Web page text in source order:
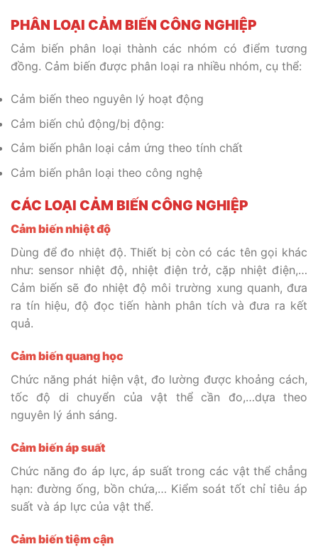
PHÂN LOẠI CẢM BIẾN CÔNG NGHIỆP
Cảm biến phân loại thành các nhóm có điểm tương
đồng. Cảm biến được phân loại ra nhiều nhóm, cụ thể:
Cảm biến theo nguyên lý hoạt động
Cảm biến chủ động/bị động:
Cảm biến phân loại cảm ứng theo tính chất
Cảm biến phân loại theo công nghệ
CÁC LOẠI CẢM BIẾN CÔNG NGHIỆP
Cảm biến nhiệt độ
Dùng để đo nhiệt độ. Thiết bị còn có các tên gọi khác
như: sensor nhiệt độ, nhiệt điện trở, cặp nhiệt điện,…
Cảm biến sẽ đo nhiệt độ môi trường xung quanh, đưa
ra tín hiệu, độ đọc tiến hành phân tích và đưa ra kết
quả.
Cảm biến quang học
Chức năng phát hiện vật, đo lường được khoảng cách,
tốc độ di chuyển của vật thể cần đo,…dựa theo
nguyên lý ánh sáng.
Cảm biến áp suất
Chức năng đo áp lực, áp suất trong các vật thể chẳng
hạn: đường ống, bồn chứa,… Kiểm soát tốt chỉ tiêu áp
suất và áp lực của vật thể.
Cảm biến tiệm cận